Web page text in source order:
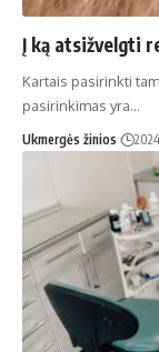
Į ką atsižvelgti
Kartais pasirinkti
pasirinkimas yra…
Ukmergės žinios